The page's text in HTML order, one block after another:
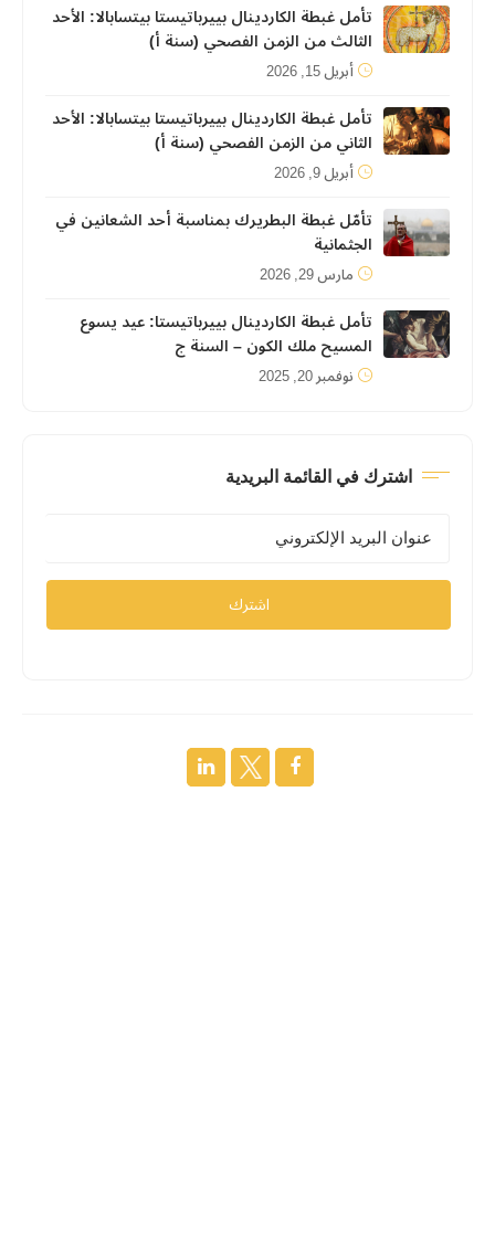
تأمل غبطة الكاردينال بييرباتيستا بيتسابالا: الأحد
الثالث من الزمن الفصحي (سنة أ)
أبريل 15, 2026
تأمل غبطة الكاردينال بييرباتيستا بيتسابالا: الأحد
الثاني من الزمن الفصحي (سنة أ)
أبريل 9, 2026
تأمّل غبطة البطريرك بمناسبة أحد الشعانين في
الجثمانية
مارس 29, 2026
تأمل غبطة الكاردينال بييرباتيستا: عيد يسوع
المسيح ملك الكون – السنة ج
نوفمبر 20, 2025
اشترك في القائمة البريدية
اشترك